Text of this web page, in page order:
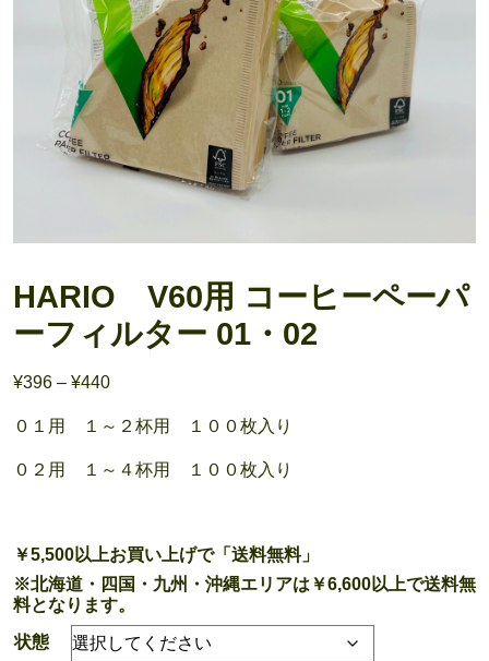
HARIO V60用 コーヒーペーパ
ーフィルター 01・02
¥396 – ¥440Price
¥396
through
０１用 １～２杯用 １００枚入り
０２用 １～４杯用 １００枚入り
￥5,500以上お買い上げで「送料無料」
※北海道・四国・九州・沖縄エリアは￥6,600以上で送料無
料となります。
状態